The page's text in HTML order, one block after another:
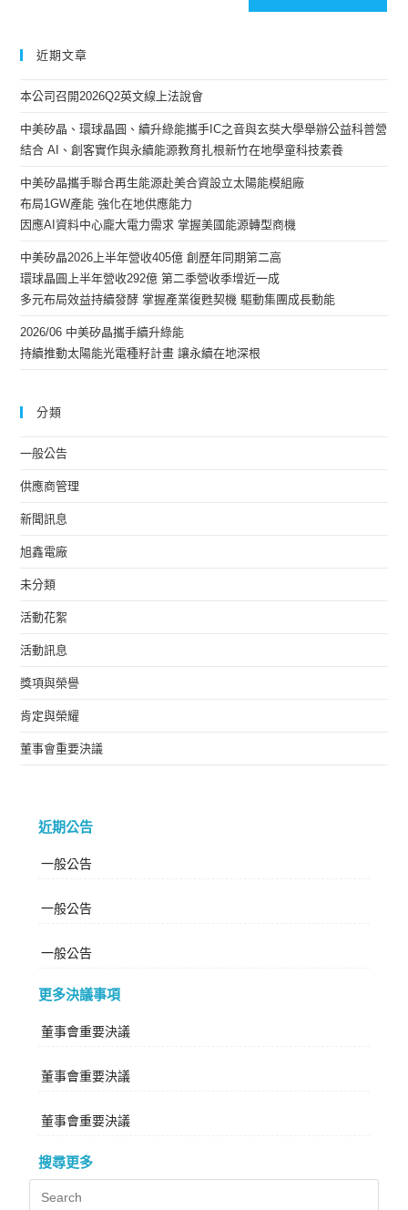
近期文章
本公司召開2026Q2英文線上法說會
中美矽晶、環球晶圓、續升綠能攜手IC之音與玄奘大學舉辦公益科普營
結合 AI、創客實作與永續能源教育扎根新竹在地學童科技素養
中美矽晶攜手聯合再生能源赴美合資設立太陽能模組廠
布局1GW產能 強化在地供應能力
因應AI資料中心龐大電力需求 掌握美國能源轉型商機
中美矽晶2026上半年營收405億 創歷年同期第二高
環球晶圓上半年營收292億 第二季營收季增近一成
多元布局效益持續發酵 掌握產業復甦契機 驅動集團成長動能
2026/06 中美矽晶攜手續升綠能
持續推動太陽能光電種籽計畫 讓永續在地深根
分類
一般公告
供應商管理
新聞訊息
旭鑫電廠
未分類
活動花絮
活動訊息
獎項與榮譽
肯定與榮耀
董事會重要決議
近期公告
一般公告
一般公告
一般公告
更多決議事項
董事會重要決議
董事會重要決議
董事會重要決議
搜尋更多